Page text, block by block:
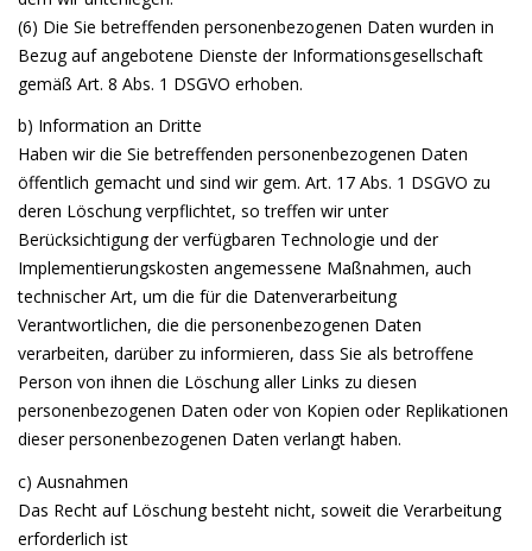
(6) Die Sie betreffenden personenbezogenen Daten wurden in
Bezug auf angebotene Dienste der Informationsgesellschaft
gemäß Art. 8 Abs. 1 DSGVO erhoben.
b) Information an Dritte
Haben wir die Sie betreffenden personenbezogenen Daten
öffentlich gemacht und sind wir gem. Art. 17 Abs. 1 DSGVO zu
deren Löschung verpflichtet, so treffen wir unter
Berücksichtigung der verfügbaren Technologie und der
Implementierungskosten angemessene Maßnahmen, auch
technischer Art, um die für die Datenverarbeitung
Verantwortlichen, die die personenbezogenen Daten
verarbeiten, darüber zu informieren, dass Sie als betroffene
Person von ihnen die Löschung aller Links zu diesen
personenbezogenen Daten oder von Kopien oder Replikationen
dieser personenbezogenen Daten verlangt haben.
c) Ausnahmen
Das Recht auf Löschung besteht nicht, soweit die Verarbeitung
erforderlich ist